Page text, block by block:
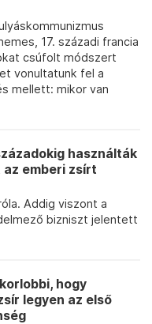
17. századi francia
csúfolt módszert
vonultatunk fel a
mellett: mikor van
használták
emberi zsírt
Addig viszont a
bizniszt jelentett
hogy
legyen az első